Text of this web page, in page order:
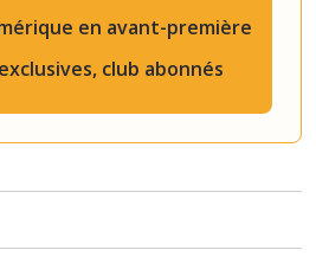
en avant-première
club abonnés